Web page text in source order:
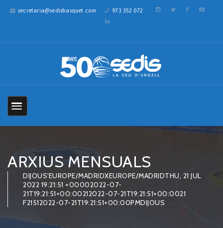
secretaria@sedisbasquet.com 973 352 072
ARXIUS MENSUALS
DIJOUS'EUROPE/MADRIDXEUROPE/MADRIDTHU, 21 JUL
2022 19:21:51 +00002022-07-
21T19:21:51+00:00212022-07-21T19:21:51+00:0021
F21512022-07-21T19:21:51+00:00PMDIJOUS